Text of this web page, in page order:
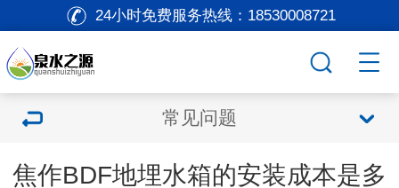
24小时免费服务热线： 18530008721
常见问题
焦作BDF地埋水箱的安装成本是多